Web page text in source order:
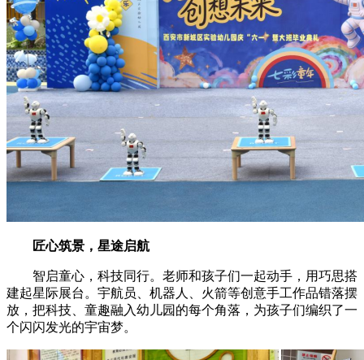
匠心筑景，星途启航
智启童心，科技同行。老师和孩子们一起动手，用巧思搭
建起星际展台。宇航员、机器人、火箭等创意手工作品错落摆
放，把科技、童趣融入幼儿园的每个角落，为孩子们编织了一
个闪闪发光的宇宙梦。